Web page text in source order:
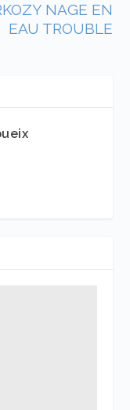
NAGE EN
EAU TROUBLE